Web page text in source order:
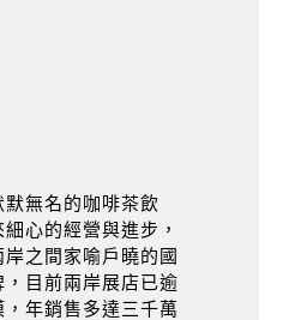
無名的咖啡茶飲
心的經營與進步，
之間家喻戶曉的國
，目前兩岸展店已逾
年銷售多達三千萬